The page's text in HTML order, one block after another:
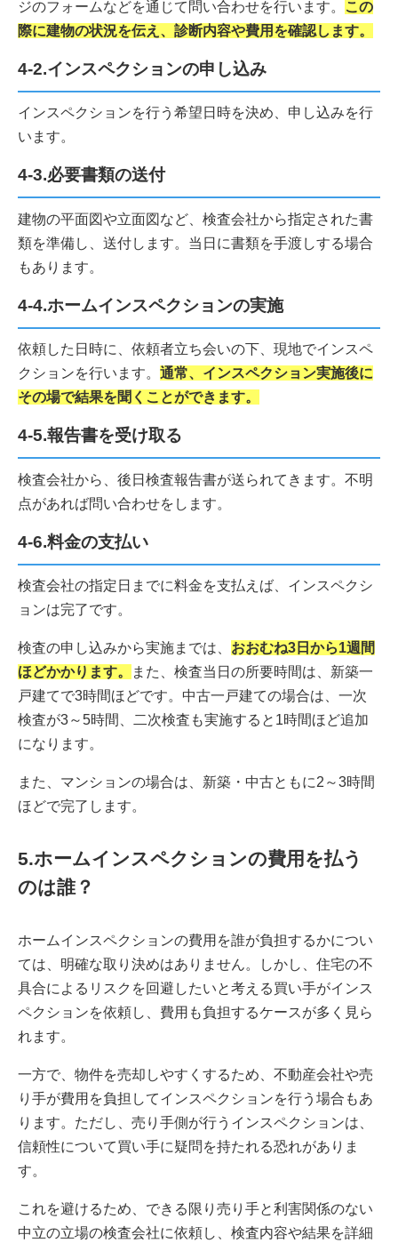
ジのフォームなどを通じて問い合わせを行います。
この
際に建物の状況を伝え、診断内容や費用を確認します。
4-2.インスペクションの申し込み
インスペクションを行う希望日時を決め、申し込みを行
います。
4-3.必要書類の送付
建物の平面図や立面図など、検査会社から指定された書
類を準備し、送付します。当日に書類を手渡しする場合
もあります。
4-4.ホームインスペクションの実施
依頼した日時に、依頼者立ち会いの下、現地でインスペ
クションを行います。 通常、インスペクション実施後に
その場で結果を聞くことができます。
4-5.報告書を受け取る
検査会社から、後日検査報告書が送られてきます。不明
点があれば問い合わせをします。
4-6.料金の支払い
検査会社の指定日までに料金を支払えば、インスペクシ
ョンは完了です。
検査の申し込みから実施までは、 おおむね3日から1週間
ほどかかります。
また、検査当日の所要時間は、新築一
戸建てで3時間ほどです。中古一戸建ての場合は、一次
検査が3～5時間、二次検査も実施すると1時間ほど追加
になります。
また、マンションの場合は、新築・中古ともに2～3時間
ほどで完了します。
5.ホームインスペクションの費用を払う
のは誰？
ホームインスペクションの費用を誰が負担するかについ
ては、明確な取り決めはありません。しかし、住宅の不
具合によるリスクを回避したいと考える買い手がインス
ペクションを依頼し、費用も負担するケースが多く見ら
れます。
一方で、物件を売却しやすくするため、不動産会社や売
り手が費用を負担してインスペクションを行う場合もあ
ります。ただし、売り手側が行うインスペクションは、
信頼性について買い手に疑問を持たれる恐れがありま
す。
これを避けるため、できる限り売り手と利害関係のない
中立の立場の検査会社に依頼し、検査内容や結果を詳細